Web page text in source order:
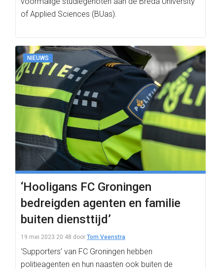
of Applied Sciences (BUas).
NIEUWS
‘Hooligans FC Groningen
bedreigden agenten en familie
buiten diensttijd’
19 mei 2023 20:48 door Tom Veenstra
‘Supporters’ van FC Groningen hebben
politieagenten en hun naasten ook buiten de